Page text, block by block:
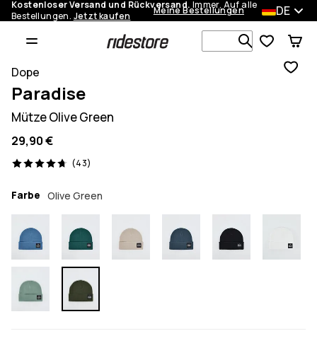
Kostenloser Versand und Rückversand. Immer. Auf alle
Bestellungen. Jetzt kaufen Meine Bestellungen DE
Dope
Paradise
Mütze Olive Green
29,90 €
(43)
43 Reviews, 4.7/5
Farbe Olive Green